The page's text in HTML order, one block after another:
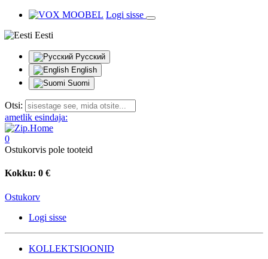
Logi sisse
Eesti
Русский
English
Suomi
Otsi:
ametlik esindaja:
0
Ostukorvis pole tooteid
Kokku: 0 €
Ostukorv
Logi sisse
KOLLEKTSIOONID